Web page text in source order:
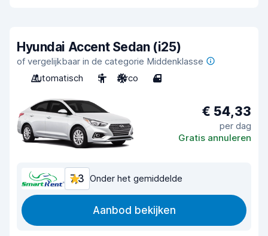
Hyundai Accent Sedan (i25)
of vergelijkbaar in de categorie Middenklasse
Automatisch
5 Airco 4
€ 54,33
per dag
Gratis annuleren
7,3 Onder het gemiddelde
Aanbod bekijken